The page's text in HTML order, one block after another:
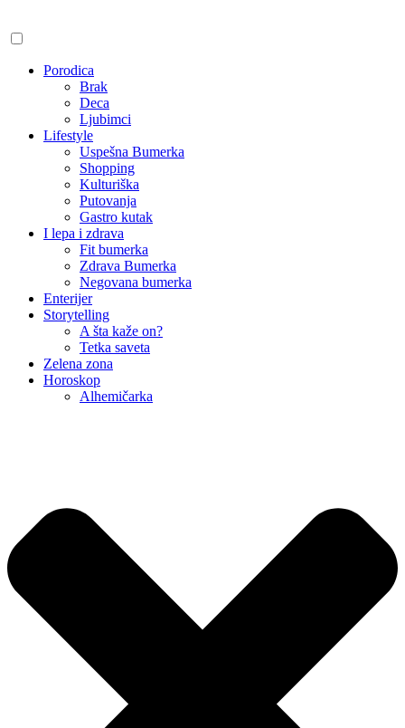
Porodica
Brak
Deca
Ljubimci
Lifestyle
Uspešna Bumerka
Shopping
Kulturiška
Putovanja
Gastro kutak
I lepa i zdrava
Fit bumerka
Zdrava Bumerka
Negovana bumerka
Enterijer
Storytelling
A šta kaže on?
Tetka saveta
Zelena zona
Horoskop
Alhemičarka